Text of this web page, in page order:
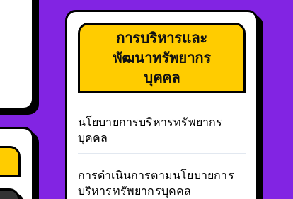
การบริหารและ
พัฒนาทรัพยากร
บุคคล
นโยบายการบริหารทรัพยากร
บุคคล
การดำเนินการตามนโยบายการ
บริหารทรัพยากรบุคคล